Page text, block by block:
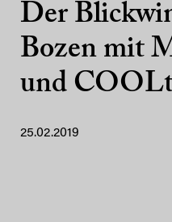
Der
Bozen mit
und
25.02.2019